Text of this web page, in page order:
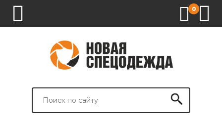
0
СПЕЦОДЕЖДА
СПЕЦОБУВЬ
СРЕДСТВА
ВСПОМОГАТЕЛЬНЫЕ
БРЕНДИРОВАНИЕ